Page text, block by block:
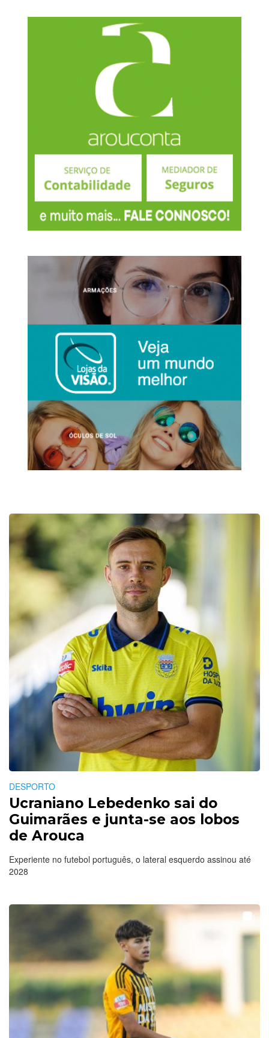
DESPORTO
Ucraniano Lebedenko sai do
Guimarães e junta-se aos lobos
de Arouca
Experiente no futebol português, o lateral esquerdo assinou até
2028